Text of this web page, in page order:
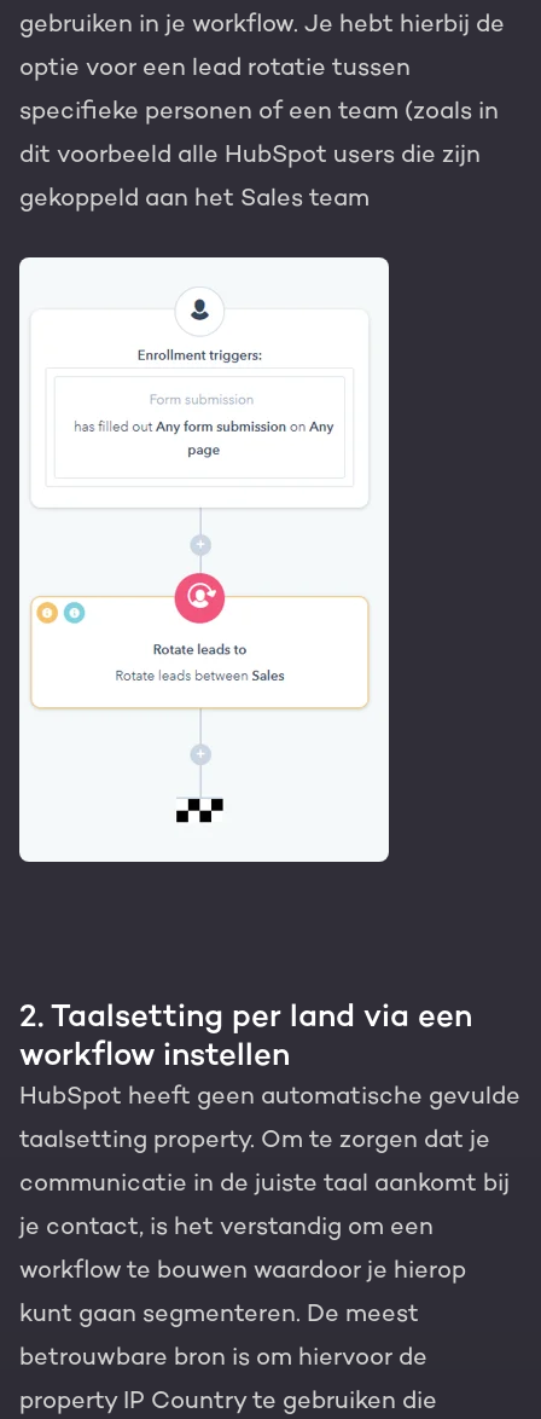
gebruiken in je workflow. Je hebt hierbij de
optie voor een lead rotatie tussen
specifieke personen of een team (zoals in
dit voorbeeld alle HubSpot users die zijn
gekoppeld aan het Sales team
2. Taalsetting per land via een
workflow instellen
HubSpot heeft geen automatische gevulde
taalsetting property. Om te zorgen dat je
communicatie in de juiste taal aankomt bij
je contact, is het verstandig om een
workflow te bouwen waardoor je hierop
kunt gaan segmenteren. De meest
betrouwbare bron is om hiervoor de
property IP Country te gebruiken die